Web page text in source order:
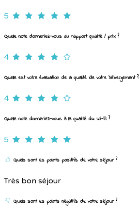
5
Quelle note donneriez-vous au rapport qualité / prix ?
4
Quelle est votre évaluation de la qualité de votre hébergement ?
4
Quelle note donneriez-vous à la qualité du Wi-Fi ?
5
Quels sont les points positifs de votre séjour ?
Très bon séjour
Quels sont les points négatifs de votre séjour ?